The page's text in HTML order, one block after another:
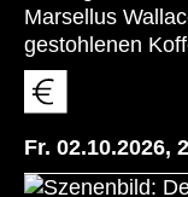
Marsellus
gestohlenen
Vincent
aufzupassen.
verlieren. Die
Geschichten
Fr. 02.10.2026,